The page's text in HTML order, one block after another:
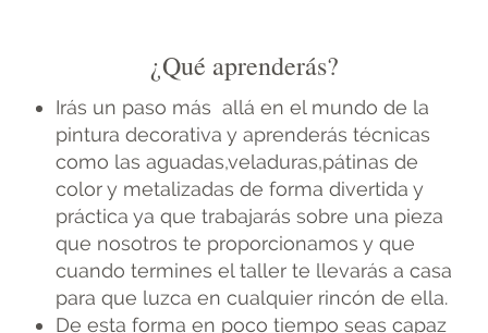
¿Qué aprenderás?
Irás un paso más allá en el mundo de la
pintura decorativa y aprenderás técnicas
como las aguadas,veladuras,pátinas de
color y metalizadas de forma divertida y
práctica ya que trabajarás sobre una pieza
que nosotros te proporcionamos y que
cuando termines el taller te llevarás a casa
para que luzca en cualquier rincón de ella.
De esta forma en poco tiempo seas capaz